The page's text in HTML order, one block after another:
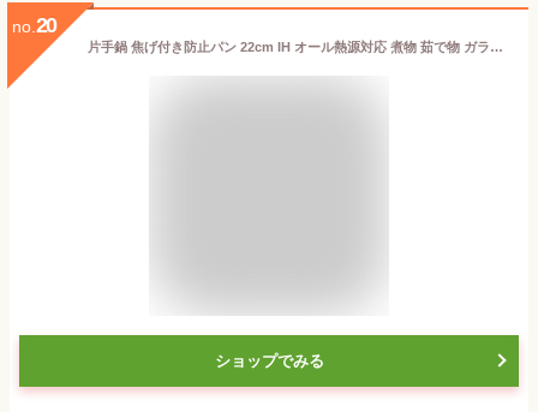
no. 20
片手鍋 焦げ付き防止パン 22cm IH オール熱源対応 煮物 茹で物 ガラス鍋蓋付きなので、煮込みも保存も安心 (22CM,ふた付き)
ショップでみる